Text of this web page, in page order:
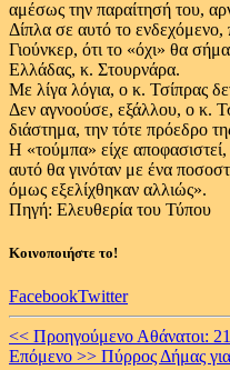
αμέσως την παραίτησή του,
Δίπλα σε αυτό το
Γιούνκερ, ότι το «όχι» θα
Ελλάδας, κ. Στουρνάρα.
Με λίγα λόγια, ο κ. Τσίπρας
Δεν αγνοούσε, εξάλλου, ο κ.
διάστημα, την τότε πρόεδρο
Η «τούμπα» είχε
αυτό θα γινόταν με ένα
όμως εξελίχθηκαν αλλιώς».
Πηγή: Ελευθερία του Τύπου
Κοινοποιήστε το!
FacebookTwitter
Continue
<< Προηγούμενο Αθάνατοι:
Επόμενο >> Πύρρος Δήμας